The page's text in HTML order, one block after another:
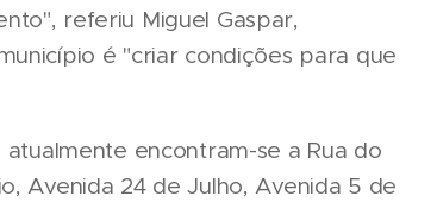
referiu Miguel Gaspar,
é "criar condições para que
encontram-se a Rua do
Avenida 24 de Julho, Avenida 5 de